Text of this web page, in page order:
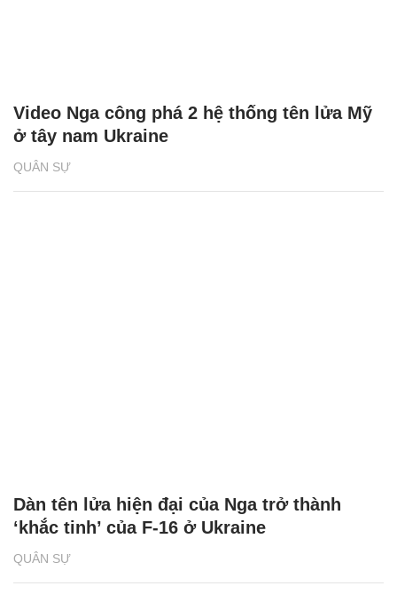
QUÂN SỰ
Video Nga công phá 2 hệ thống tên lửa Mỹ
ở tây nam Ukraine
QUÂN SỰ
Dàn tên lửa hiện đại của Nga trở thành
‘khắc tinh’ của F-16 ở Ukraine